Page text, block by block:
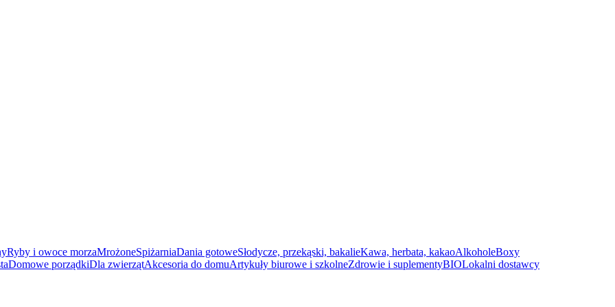
Ryby i owoce morzaMrożoneSpiżarniaDania gotoweSłodycze, przekąski, bakalieKawa, herbata, kakaoAlkoholeBoxy
Domowe porządkiDla zwierzątAkcesoria do domuArtykuły biurowe i szkolneZdrowie i suplementyBIOLokalni dostawcy